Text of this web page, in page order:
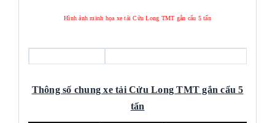
Hình ảnh minh họa xe tải Cửu Long TMT gắn cẩu 5 tấn
Thông số chung xe tải Cửu Long TMT gắn cẩu 5
tấn